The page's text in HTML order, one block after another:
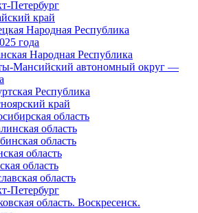
Петербург
край
Народная Республика
года
Народная Республика
Мансийский автономный округ —
Республика
край
область
область
область
область
область
область
Петербург
область. Воскресенск.